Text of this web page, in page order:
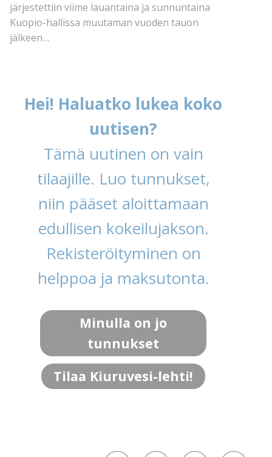
järjestettiin viime lauantaina ja sunnuntaina
Kuopio-hallissa muutaman vuoden tauon
jälkeen…
Hei! Haluatko lukea koko
uutisen?
Tämä uutinen on vain
tilaajille. Luo tunnukset,
niin pääset aloittamaan
edullisen kokeilujakson.
Rekisteröityminen on
helppoa ja maksutonta.
Minulla on jo
tunnukset
Tilaa Kiuruvesi-lehti!